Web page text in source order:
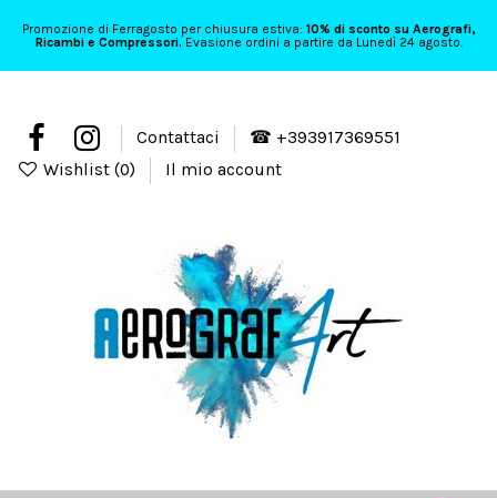
Promozione di Ferragosto per chiusura estiva: 10% di sconto su Aerografi,
Ricambi e Compressori. Evasione ordini a partire da Lunedì 24 agosto.
Contattaci
☎ +393917369551
Wishlist (0) Il mio account